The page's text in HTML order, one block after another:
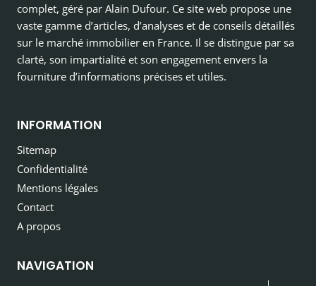
complet, géré par Alain Dufour. Ce site web propose une
vaste gamme d’articles, d’analyses et de conseils détaillés
sur le marché immobilier en France. Il se distingue par sa
clarté, son impartialité et son engagement envers la
fourniture d’informations précises et utiles.
INFORMATION
Sitemap
Confidentialité
Mentions légales
Contact
A propos
NAVIGATION